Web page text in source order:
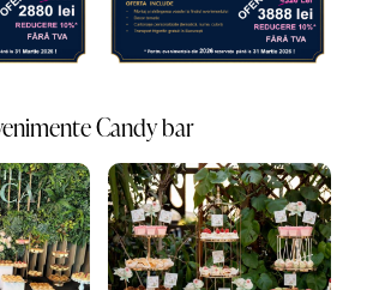
Candy bar